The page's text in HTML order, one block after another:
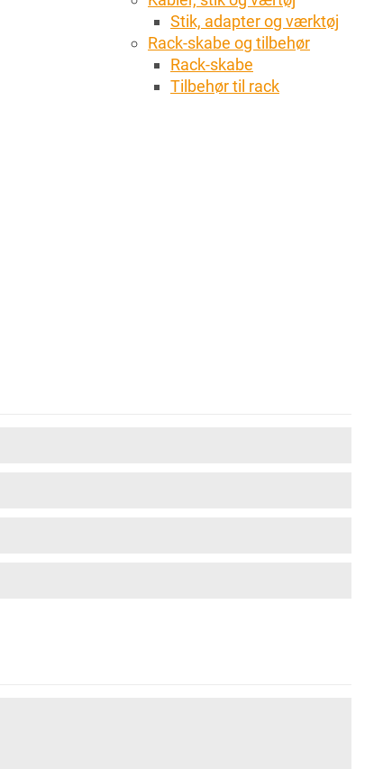
Stik, adapter og værktøj
Rack-skabe og tilbehør
Rack-skabe
Tilbehør til rack